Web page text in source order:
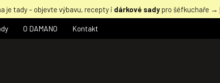
je tady – objevte výbavu, recepty i dárkové sadypro šéfkuchaře →
O DAMANO Kontakt